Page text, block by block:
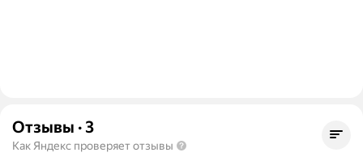
Отзывы · 3
Как Яндекс проверяет отзывы